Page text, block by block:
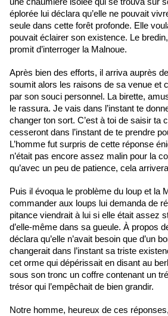
éplorée lui déclara qu’elle ne pouvait
seule dans cette forêt profonde. Elle
pouvait éclairer son existence. Le
promit d’interroger la Malnoue.
Après bien des efforts, il arriva auprès
soumit alors les raisons de sa venue et
par son souci personnel. La birette,
le rassura. Je vais dans l’instant te
changer ton sort. C’est à toi de saisir ta
cesseront dans l’instant de te prendre
L’homme fut surpris de cette réponse
n’était pas encore assez malin pour la
qu’avec un peu de patience, cela
Puis il évoqua le problème du loup et la
commander aux loups lui demanda de
pitance viendrait à lui si elle était assez
d’elle-même dans sa gueule. À propos
déclara qu’elle n’avait besoin que d’un
changerait dans l’instant sa triste
cet orme qui dépérissait en disant au
sous son tronc un coffre contenant un
trésor qui l’empêchait de bien grandir.
Notre homme, heureux de ces